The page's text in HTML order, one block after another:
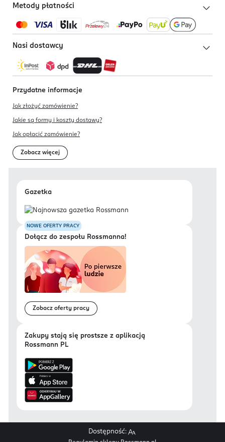
Metody płatności
Nasi dostawcy
Przydatne informacje
Jak złożyć zamówienie?
Jakie są formy i koszty dostawy?
Jak opłacić zamówienie?
Zobacz więcej
Gazetka
NOWE OFERTY PRACY
Dołącz do zespołu Rossmanna!
Zobacz oferty pracy
Zakupy stają się prostsze z aplikacją
Rossmann PL
Dostępność: